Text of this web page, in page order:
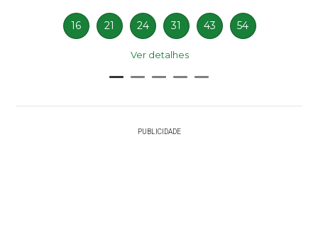
16 21 24 31 43 54
Ver detalhes
PUBLICIDADE